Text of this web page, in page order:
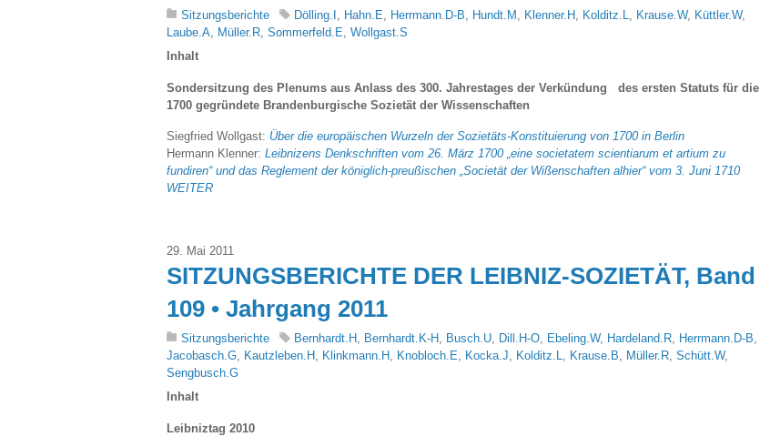
Sitzungsberichte Dölling.I , Hahn.E, Herrmann.D-B, Hundt.M , Klenner.H , Kolditz.L, Krause.W, Küttler.W,
Laube.A, Müller.R, Sommerfeld.E, Wollgast.S
Inhalt
Sondersitzung des Plenums aus Anlass des 300. Jahrestages der Verkündung des ersten Statuts für die
1700 gegründete Brandenburgische Sozietät der Wissenschaften
Siegfried Wollgast: Über die europäischen Wurzeln der Sozietäts-Konstituierung von 1700 in Berlin
Hermann Klenner: Leibnizens Denkschriften vom 26. März 1700 „eine societatem scientiarum et artium zu
fundiren“ und das Reglement der königlich-preußischen „Societät der Wißenschaften alhier“ vom 3. Juni 1710
WEITER
29. Mai 2011
SITZUNGSBERICHTE DER LEIBNIZ-SOZIETÄT, Band
109 • Jahrgang 2011
Sitzungsberichte Bernhardt.H , Bernhardt.K-H , Busch.U, Dill.H-O, Ebeling.W, Hardeland.R, Herrmann.D-B,
Jacobasch.G, Kautzleben.H , Klinkmann.H , Knobloch.E, Kocka.J, Kolditz.L, Krause.B, Müller.R, Schütt.W,
Sengbusch.G
Inhalt
Leibniztag 2010